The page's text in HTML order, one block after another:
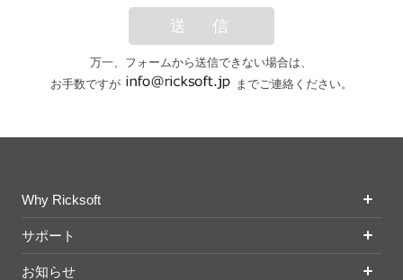
送 信
万一、フォームから送信できない場合は、
お手数ですが
までご連絡ください。
Why Ricksoft
サポート
お知らせ